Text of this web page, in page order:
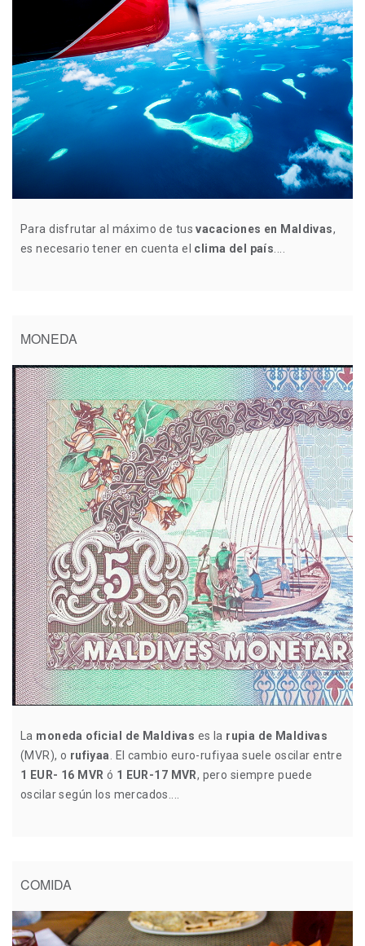
Para disfrutar al máximo de tusvacaciones en Maldivas,
es necesario tener en cuenta el clima del país
MONEDA
La moneda oficial de Maldivas es la rupia de Maldivas
(MVR), o rufiyaa
. El cambio euro-rufiyaa suele oscilar entre
1 EUR- 16 MVR ó 1 EUR-17 MVR, pero siempre puede
oscilar según los mercados....
COMIDA